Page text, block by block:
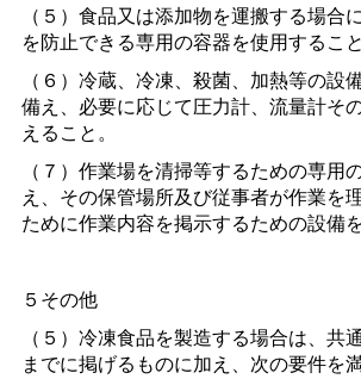
（５）食品又は添加物を運搬する場合
を防止できる専用の容器を使用すること
（６）冷蔵、冷凍、殺菌、加熱等の設
備え、必要に応じて圧力計、流量計そ
えること。
（７）作業場を清掃等するための専用
え、その保管場所及び従事者が作業を
ために作業内容を掲示するための設備
５その他
（５）冷凍食品を製造する場合は、共
までに掲げるものに加え、次の要件を